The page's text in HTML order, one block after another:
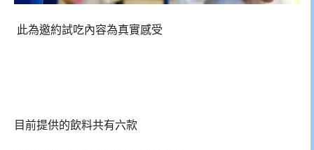
此為邀約試吃內容為真實感受
目前提供的飲料共有六款